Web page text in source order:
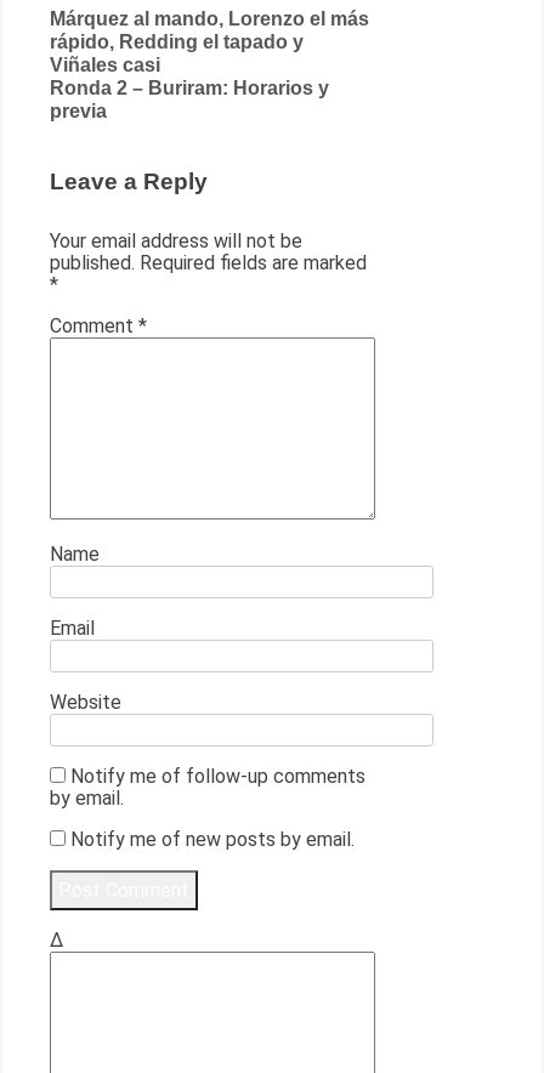
Post
navigation
Márquez al mando, Lorenzo el más
rápido, Redding el tapado y
Viñales casi
Ronda 2 – Buriram: Horarios y
previa
Leave a Reply
Your email address will not be
published. Required fields are marked
*
Comment *
Name
Email
Website
Notify me of follow-up comments
by email.
Notify me of new posts by email.
Δ